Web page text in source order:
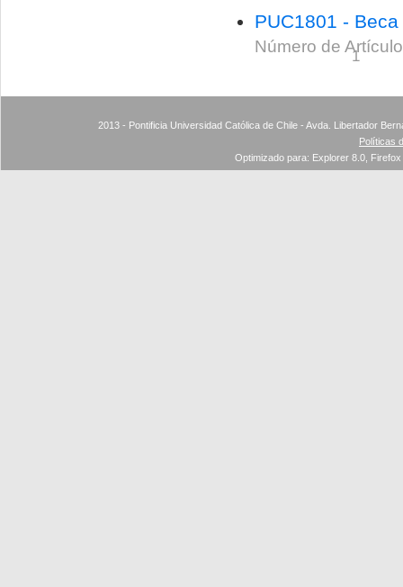
PUC1801 -
Número de
1
2013 - Pontificia Universidad Católica de Chile - Avda. Libertador
Políticas
Optimizado para: Explorer 8.0,